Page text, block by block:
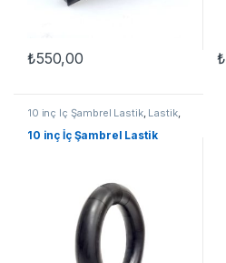
₺550,00 ₺
10 inç İç Şambrel Lastik, Lastik,
VT-500, Yedek Parçalar
10 inç İç Şambrel Lastik